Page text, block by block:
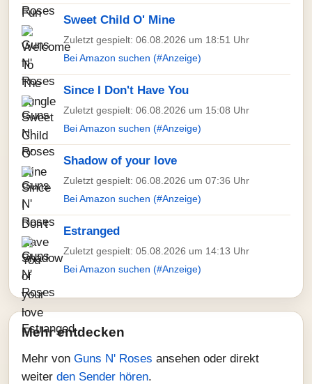
Sweet Child O' Mine
Zuletzt gespielt: 06.08.2026 um 18:51 Uhr
Bei Amazon suchen (#Anzeige)
Since I Don't Have You
Zuletzt gespielt: 06.08.2026 um 15:08 Uhr
Bei Amazon suchen (#Anzeige)
Shadow of your love
Zuletzt gespielt: 06.08.2026 um 07:36 Uhr
Bei Amazon suchen (#Anzeige)
Estranged
Zuletzt gespielt: 05.08.2026 um 14:13 Uhr
Bei Amazon suchen (#Anzeige)
Mehr entdecken
Mehr von Guns N' Roses ansehen oder direkt
weiter den Sender hören.